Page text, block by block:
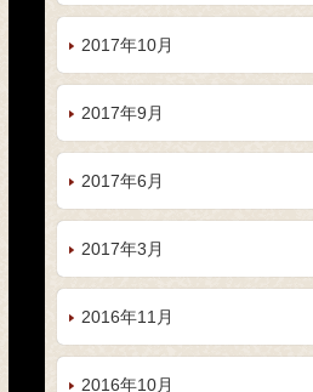
2017年10月
2017年9月
2017年6月
2017年3月
2016年11月
2016年10月